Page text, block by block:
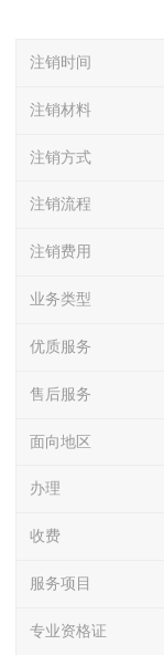
注销时间
注销材料
注销方式
注销流程
注销费用
业务类型
优质服务
售后服务
面向地区
办理
收费
服务项目
专业资格证